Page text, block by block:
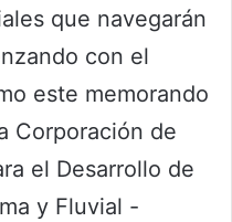
que navegarán
con el
este memorando
Corporación de
el Desarrollo de
y Fluvial -